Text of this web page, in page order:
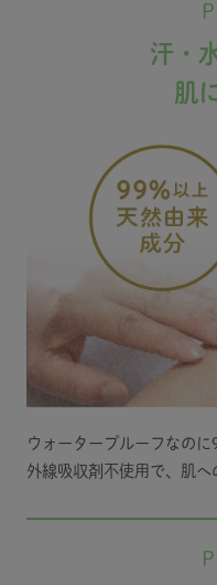
汗・
肌
ウォータープルーフなの
外線吸収剤不使用で、肌へ